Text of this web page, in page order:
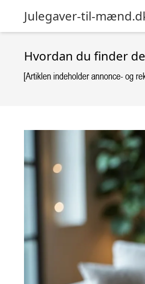
Julegaver-til-
Hvordan du finder